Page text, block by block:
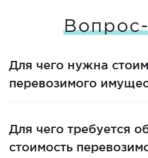
Для чего нужна
перевозимого
Для чего требуется
стоимость